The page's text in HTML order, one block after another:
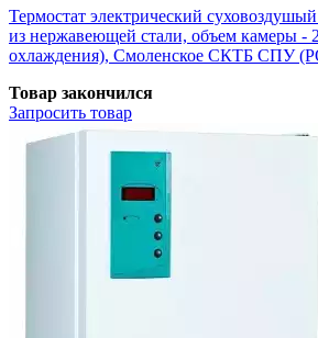
Термостат электрический
из нержавеющей стали, объем камеры -
охлаждения), Смоленское СКТБ СПУ
Товар закончился
Запросить товар